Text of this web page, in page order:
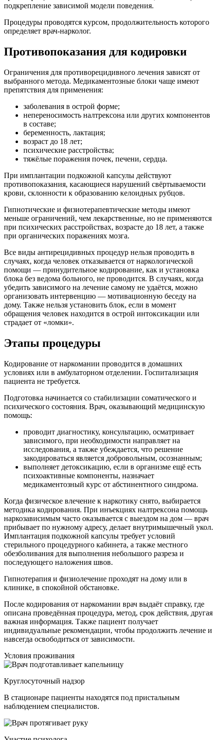
подкрепление зависимой модели поведения.
Процедуры проводятся курсом, продолжительность которого
определяет врач-нарколог.
Противопоказания для кодировки
Ограничения для противорецидивного лечения зависят от
выбранного метода. Медикаментозные блоки чаще имеют
препятствия для применения:
заболевания в острой форме;
непереносимость налтрексона или других компонентов
в составе;
беременность, лактация;
возраст до 18 лет;
психические расстройства;
тяжёлые поражения почек, печени, сердца.
При имплантации подкожной капсулы действуют
противопоказания, касающиеся нарушений свёртываемости
крови, склонности к образованию келоидных рубцов.
Гипнотические и физиотерапевтические методы имеют
меньше ограничений, чем лекарственные, но не применяются
при психических расстройствах, возрасте до 18 лет, а также
при органических поражениях мозга.
Все виды антирецидивных процедур нельзя проводить в
случаях, когда человек отказывается от наркологической
помощи — принудительное кодирование, как и установка
блока без ведома больного, не проводится. В случаях, когда
убедить зависимого на лечение самому не удаётся, можно
организовать интервенцию — мотивационную беседу на
дому. Также нельзя установить блок, если в момент
обращения человек находится в острой интоксикации или
страдает от «ломки».
Этапы процедуры
Кодирование от наркомании проводится в домашних
условиях или в амбулаторном отделении. Госпитализация
пациента не требуется.
Подготовка начинается со стабилизации соматического и
психического состояния. Врач, оказывающий медицинскую
помощь:
проводит диагностику, консультацию, осматривает
зависимого, при необходимости направляет на
исследования, а также убеждается, что решение
закодироваться является добровольным, осознанным;
выполняет детоксикацию, если в организме ещё есть
психоактивные компоненты, назначает
медикаментозный курс от абстинентного синдрома.
Когда физическое влечение к наркотику снято, выбирается
методика кодирования. При инъекциях налтрексона помощь
наркозависимым часто оказывается с выездом на дом — врач
прибывает по нужному адресу, делает внутримышечный укол.
Имплантация подкожной капсулы требует условий
стерильного процедурного кабинета, а также местного
обезболивания для выполнения небольшого разреза и
последующего наложения швов.
Гипнотерапия и физиолечение проходят на дому или в
клинике, в спокойной обстановке.
После кодирования от наркомании врач выдаёт справку, где
описана проведённая процедура, метод, срок действия, другая
важная информация. Также пациент получает
индивидуальные рекомендации, чтобы продолжить лечение и
навсегда освободиться от зависимости.
Условия проживания
Круглосуточный надзор
В стационаре пациенты находятся под пристальным
наблюдением специалистов.